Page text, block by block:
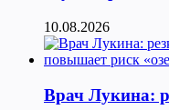
10.08.2026
Врач Лукина: